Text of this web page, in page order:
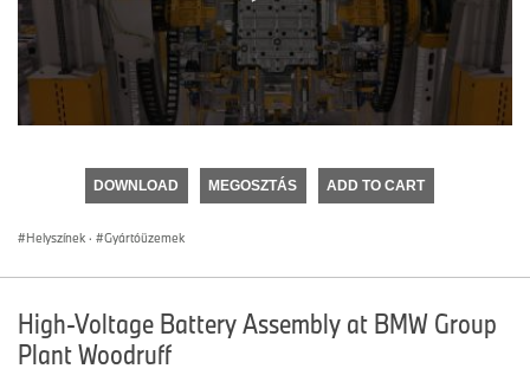
seconds
DOWNLOAD MEGOSZTÁS ADD TO CART
Helyszínek · Gyártóüzemek
High-Voltage Battery Assembly at BMW Group
Plant Woodruff